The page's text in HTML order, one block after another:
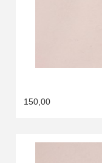
150,00